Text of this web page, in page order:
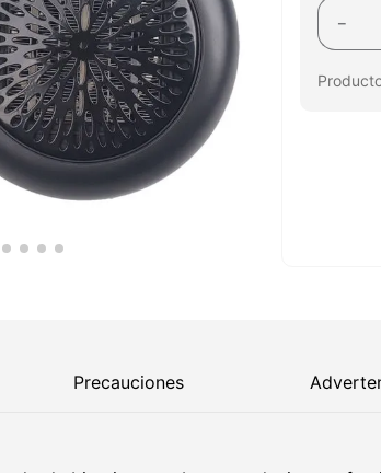
－
Precauciones